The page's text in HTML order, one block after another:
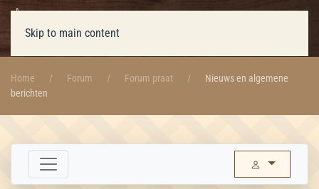
Skip to main content
Home Forum Forum praat
Nieuws en algemene
berichten